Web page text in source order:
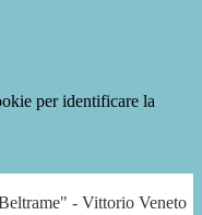
per identificare la
- Vittorio Veneto